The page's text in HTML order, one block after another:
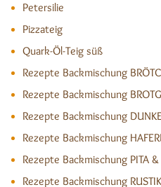
Petersilie
Pizzateig
Quark-Öl-Teig süß
Rezepte Backmischung
Rezepte Backmischung
Rezepte Backmischung
Rezepte Backmischung
Rezepte Backmischung PITA &
Rezepte Backmischung